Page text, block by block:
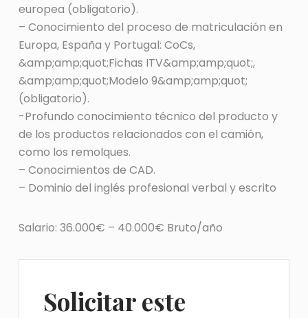
europea (obligatorio).
– Conocimiento del proceso de matriculación en
Europa, España y Portugal: CoCs,
&amp;amp;quot;Fichas ITV&amp;amp;quot;,
&amp;amp;quot;Modelo 9&amp;amp;quot;
(obligatorio).
-Profundo conocimiento técnico del producto y
de los productos relacionados con el camión,
como los remolques.
– Conocimientos de CAD.
– Dominio del inglés profesional verbal y escrito
Salario: 36.000€ – 40.000€ Bruto/año
Solicitar este